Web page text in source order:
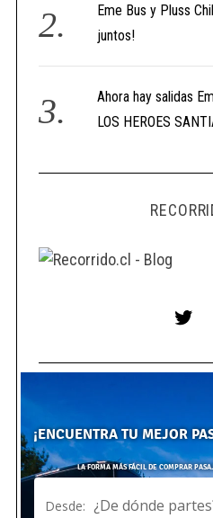
Eme Bus y Pluss
juntos!
Ahora hay salidas
LOS HEROES